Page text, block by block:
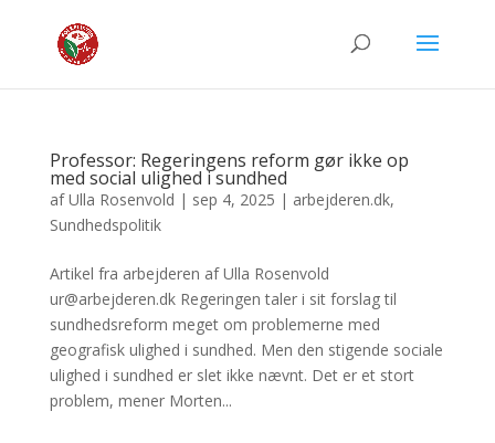
Professor: Regeringens reform gør ikke op
med social ulighed i sundhed
afUlla Rosenvold | sep 4, 2025 | arbejderen.dk,
Sundhedspolitik
Artikel fra arbejderen af Ulla Rosenvold
ur@arbejderen.dk Regeringen taler i sit forslag til
sundhedsreform meget om problemerne med
geografisk ulighed i sundhed. Men den stigende sociale
ulighed i sundhed er slet ikke nævnt. Det er et stort
problem, mener Morten...